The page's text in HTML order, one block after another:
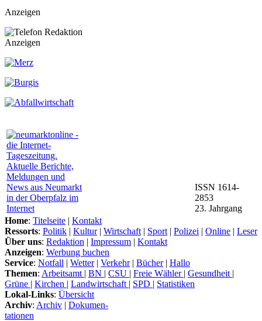
Anzeigen
Anzeigen
ISSN 1614-
2853
23. Jahrgang
Home: Titelseite | Kontakt
Ressorts: Politik | Kultur| Wirtschaft | Sport | Polizei | Online | Leser
Über uns: Redaktion | Impressum | Kontakt
Anzeigen: Werbung buchen
Service: Notfall | Wetter| Verkehr| Bücher| Hallo
Themen: Arbeitsamt | BN | CSU | Freie Wähler | Gesundheit |
Grüne | Kirchen | Landwirtschaft | SPD | Statistiken
Lokal-Links: Übersicht
Archiv: Archiv | Dokumen-
tationen